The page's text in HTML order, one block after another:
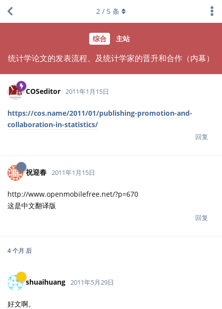
综合 主站
统计学论文的发表流程、及统计学家的晋升和合作（内幕）
2 / 5 条
COSeditor 2011年1月15日
https://cos.name/2011/01/publishing-promotion-and-
collaboration-in-statistics/
回复
祝迎春 2011年1月15日
http://www.openmobilefree.net/?p=670
这是中文翻译版
回复
4 个月 后
shuaihuang 2011年5月29日
好文啊。